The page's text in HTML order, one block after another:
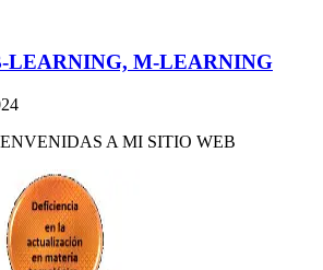
LEARNING, M-LEARNING
A MI SITIO WEB